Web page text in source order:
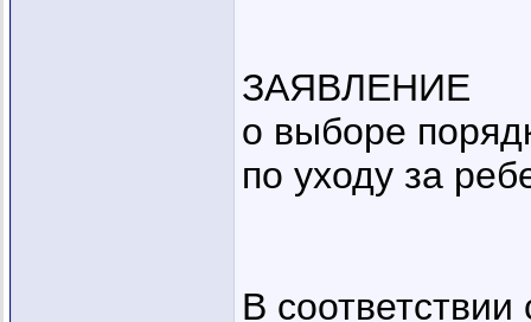
ЗАЯВЛЕНИЕ
о выборе
по уходу за
В